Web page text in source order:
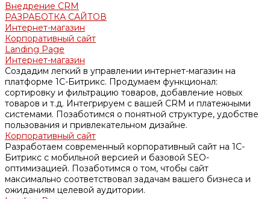
Внедрение CRM
РАЗРАБОТКА САЙТОВ
Интернет-магазин
Корпоративный сайт
Landing Page
Интернет-магазин
Создадим легкий в управлении интернет-магазин на
платформе 1С-Битрикс. Продумаем функционал:
сортировку и фильтрацию товаров, добавление новых
товаров и т.д. Интегрируем с вашей CRM и платежными
системами. Позаботимся о понятной структуре, удобстве
пользования и привлекательном дизайне.
Корпоративный сайт
Разработаем современный корпоративный сайт на 1С-
Битрикс с мобильной версией и базовой SEO-
оптимизацией. Позаботимся о том, чтобы сайт
максимально соответствовал задачам вашего бизнеса и
ожиданиям целевой аудитории.